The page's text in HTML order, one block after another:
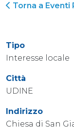
Torna a Eventi
Tipo
Interesse locale
Città
UDINE
Indirizzo
Chiesa di San